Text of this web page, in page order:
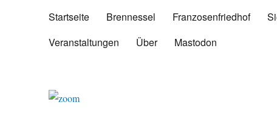
Startseite Brennessel Franzosenfriedhof
Veranstaltungen
Über Mastodon